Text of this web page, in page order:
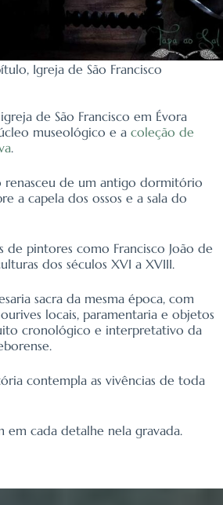
Igreja de São Francisco
de São Francisco em Évora
museológico e a coleção de
.
renasceu de um antigo dormitório
a capela dos ossos e a sala do
de pintores como Francisco João de
dos séculos XVI a XVIII.
sacra da mesma época, com
locais, paramentaria e objetos
cronológico e interpretativo da
contempla as vivências de toda
em cada detalhe nela gravada.